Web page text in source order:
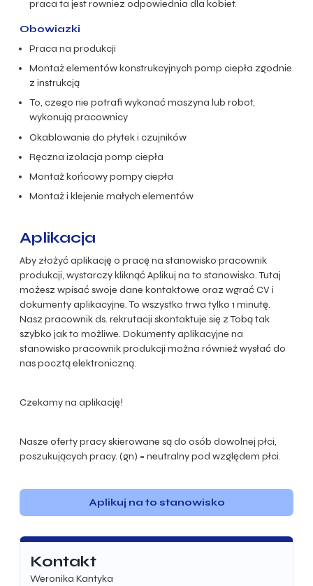
praca ta jest rowniez odpowiednia dla kobiet.
Obowiazki
Praca na produkcji
Montaż elementów konstrukcyjnych pomp ciepła zgodnie
z instrukcją
To, czego nie potrafi wykonać maszyna lub robot,
wykonują pracownicy
Okablowanie do płytek i czujników
Ręczna izolacja pomp ciepła
Montaż końcowy pompy ciepła
Montaż i klejenie małych elementów
Aplikacja
Aby złożyć aplikację o pracę na stanowisko pracownik
produkcji, wystarczy kliknąć Aplikuj na to stanowisko. Tutaj
możesz wpisać swoje dane kontaktowe oraz wgrać CV i
dokumenty aplikacyjne. To wszystko trwa tylko 1 minutę.
Nasz pracownik ds. rekrutacji skontaktuje się z Tobą tak
szybko jak to możliwe. Dokumenty aplikacyjne na
stanowisko pracownik produkcji można również wysłać do
nas pocztą elektroniczną.
Czekamy na aplikację!
Nasze oferty pracy skierowane są do osób dowolnej płci,
poszukujących pracy. (gn) = neutralny pod względem płci.
Aplikuj na to stanowisko
Kontakt
Weronika Kantyka